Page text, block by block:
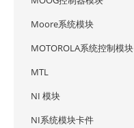
Moore系统模块
MOTOROLA系统控制模块
MTL
NI 模块
NI系统模块卡件